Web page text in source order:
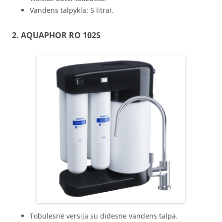
Vandens talpykla: 5 litrai.
2. AQUAPHOR RO 102S
Tobulesnė versija su didesne vandens talpa.